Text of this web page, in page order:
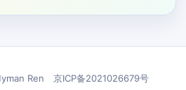
Ren 京ICP备2021026679号